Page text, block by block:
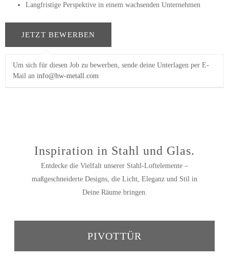
Langfristige Perspektive in einem wachsenden Unternehmen
Um sich für diesen Job zu bewerben, sende deine Unterlagen per E-
Mail an info@hw-metall.com
Inspiration in Stahl und Glas.
Entdecke die Vielfalt unserer Stahl-Loftelemente –
maßgeschneiderte Designs, die Licht, Eleganz und Stil in
Deine Räume bringen.
PIVOTTÜR